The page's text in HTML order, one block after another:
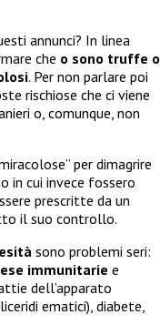
annunci? In linea
che o sono truffe o
. Per non parlare poi
rischiose che ci viene
o, comunque, non
per dimagrire
in cui invece fossero
prescritte da un
il suo controllo.
sono problemi seri:
immunitarie e
dell’apparato
ematici), diabete,